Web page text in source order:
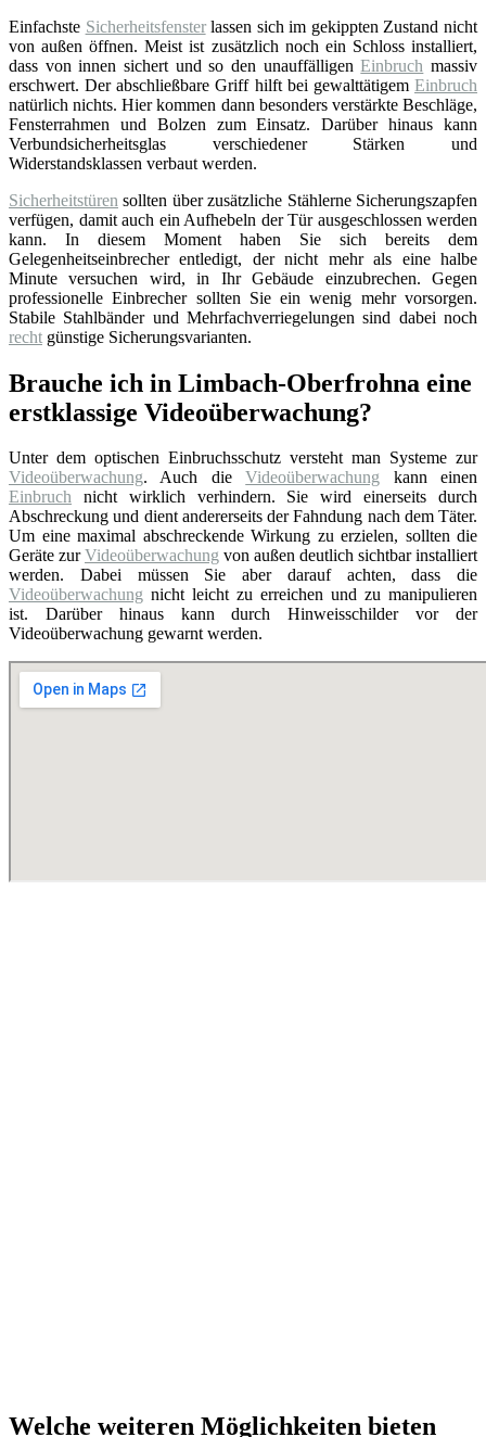
Einfachste Sicherheitsfensterlassen sich im gekippten Zustand nicht
von außen öffnen. Meist ist zusätzlich noch ein Schloss installiert,
dass von innen sichert und so den unauffälligenEinbruch massiv
erschwert. Der abschließbare Griff hilft bei gewalttätigem Einbruch
natürlich nichts. Hier kommen dann besonders verstärkte Beschläge,
Fensterrahmen und Bolzen zum Einsatz. Darüber hinaus kann
Verbundsicherheitsglas verschiedener Stärken und
Widerstandsklassen verbaut werden.
Sicherheitstüren sollten über zusätzliche Stählerne Sicherungszapfen
verfügen, damit auch ein Aufhebeln der Tür ausgeschlossen werden
kann. In diesem Moment haben Sie sich bereits dem
Gelegenheitseinbrecher entledigt, der nicht mehr als eine halbe
Minute versuchen wird, in Ihr Gebäude einzubrechen. Gegen
professionelle Einbrecher sollten Sie ein wenig mehr vorsorgen.
Stabile Stahlbänder und Mehrfachverriegelungen sind dabei noch
recht günstige Sicherungsvarianten.
Brauche ich in Limbach-Oberfrohna eine
erstklassige Videoüberwachung?
Unter dem optischen Einbruchsschutz versteht man Systeme zur
Videoüberwachung. Auch dieVideoüberwachung kann einen
Einbruch nicht wirklich verhindern. Sie wird einerseits durch
Abschreckung und dient andererseits der Fahndung nach dem Täter.
Um eine maximal abschreckende Wirkung zu erzielen, sollten die
Geräte zurVideoüberwachung von außen deutlich sichtbar installiert
werden. Dabei müssen Sie aber darauf achten, dass die
Videoüberwachung nicht leicht zu erreichen und zu manipulieren
ist. Darüber hinaus kann durch Hinweisschilder vor der
Videoüberwachung gewarnt werden.
Welche weiteren Möglichkeiten bieten